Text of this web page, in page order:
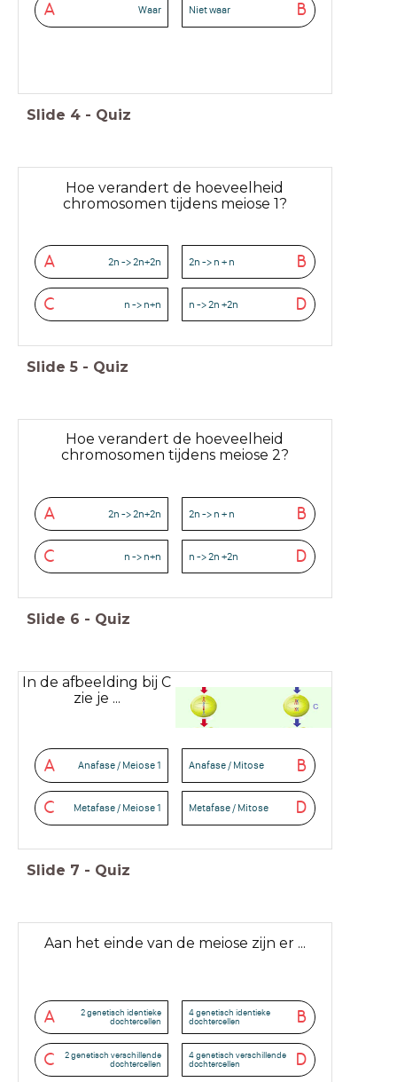
A Waar B
Niet waar
Slide 4 - Quiz
Hoe verandert de hoeveelheid
chromosomen tijdens meiose 1?
A 2n -> 2n+2n B
2n -> n + n
C n -> n+n D
n -> 2n +2n
Slide 5 - Quiz
Hoe verandert de hoeveelheid
chromosomen tijdens meiose 2?
A 2n -> 2n+2n B
2n -> n + n
C n -> n+n D
n -> 2n +2n
Slide 6 - Quiz
In de afbeelding bij C
zie je ...
A Anafase / Meiose 1 B
Anafase / Mitose
C Metafase / Meiose 1 D
Metafase / Mitose
Slide 7 - Quiz
Aan het einde van de meiose zijn er ...
A
2 genetisch identieke
dochtercellen
B
4 genetisch identieke
dochtercellen
C
2 genetisch verschillende
dochtercellen
D
4 genetisch verschillende
dochtercellen